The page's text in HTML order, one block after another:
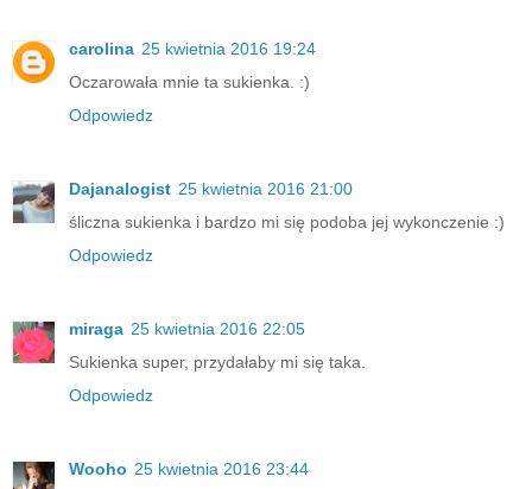
carolina 25 kwietnia 2016 19:24
Oczarowała mnie ta sukienka. :)
Odpowiedz
Dajanalogist 25 kwietnia 2016 21:00
śliczna sukienka i bardzo mi się podoba jej wykonczenie :)
Odpowiedz
miraga 25 kwietnia 2016 22:05
Sukienka super, przydałaby mi się taka.
Odpowiedz
Wooho 25 kwietnia 2016 23:44